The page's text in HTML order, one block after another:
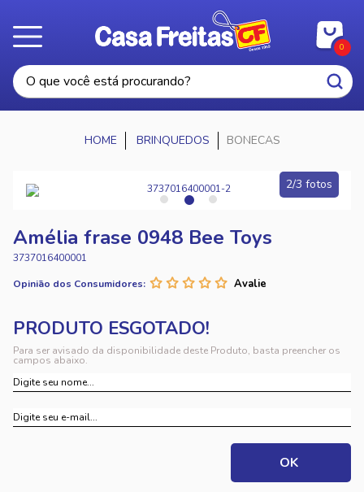
0
BRINQUEDOS BONECAS
2/3 fotos
Amélia frase 0948 Bee Toys
3737016400001
Opinião dos Consumidores:
Para ser avisado da disponibilidade deste Produto, basta preencher os
campos abaixo.